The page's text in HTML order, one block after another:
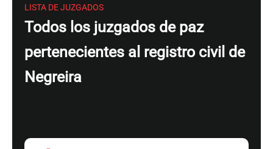
LISTA DE JUZGADOS
Todos los juzgados de paz
pertenecientes al registro civil de
Negreira